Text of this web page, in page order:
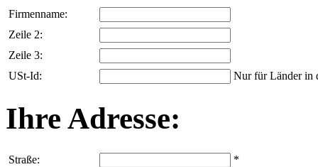
Firmenname:
Zeile 2:
Zeile 3:
USt-Id:
Nur für Länder in
Ihre Adresse:
Straße:
*